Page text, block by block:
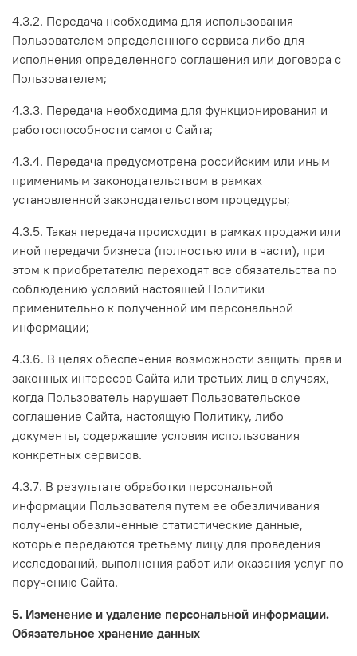
4.3.2. Передача необходима для использования
Пользователем определенного сервиса либо для
исполнения определенного соглашения или договора с
Пользователем;
4.3.3. Передача необходима для функционирования и
работоспособности самого Сайта;
4.3.4. Передача предусмотрена российским или иным
применимым законодательством в рамках
установленной законодательством процедуры;
4.3.5. Такая передача происходит в рамках продажи или
иной передачи бизнеса (полностью или в части), при
этом к приобретателю переходят все обязательства по
соблюдению условий настоящей Политики
применительно к полученной им персональной
информации;
4.3.6. В целях обеспечения возможности защиты прав и
законных интересов Сайта или третьих лиц в случаях,
когда Пользователь нарушает Пользовательское
соглашение Сайта, настоящую Политику, либо
документы, содержащие условия использования
конкретных сервисов.
4.3.7. В результате обработки персональной
информации Пользователя путем ее обезличивания
получены обезличенные статистические данные,
которые передаются третьему лицу для проведения
исследований, выполнения работ или оказания услуг по
поручению Сайта.
5. Изменение и удаление персональной информации.
Обязательное хранение данных